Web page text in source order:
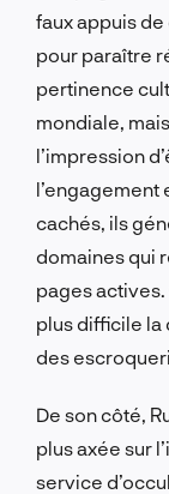
faux appuis
pour paraître
pertinence
mondiale,
l’impression
l’engagement
cachés, ils
domaines qui
pages actives.
plus difficile la
des
De son côté,
plus axée sur
service